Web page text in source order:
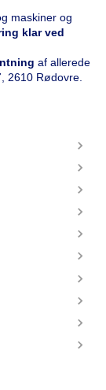
maskiner og
klar ved
af allerede
2610 Rødovre.